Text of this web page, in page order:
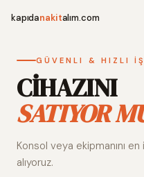
kapıdanakitalım.com
GÜVENLI & HIZLI
CİHAZINI
SATIYOR
Konsol veya ekipmanını
alıyoruz.